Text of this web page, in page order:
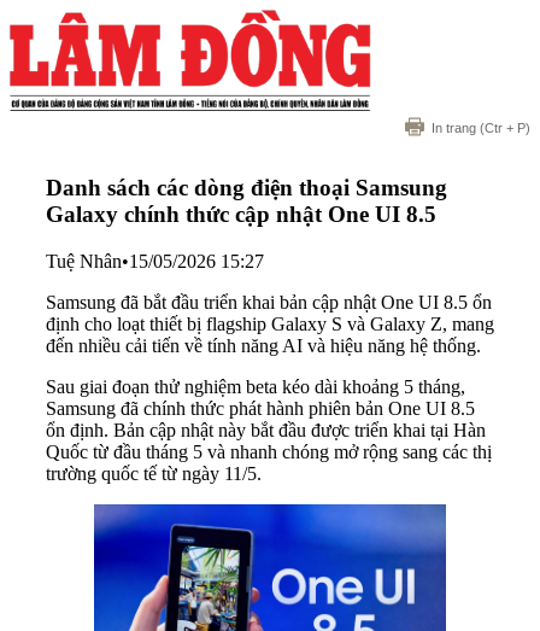
In trang (Ctr + P)
Danh sách các dòng điện thoại Samsung
Galaxy chính thức cập nhật One UI 8.5
Tuệ Nhân•15/05/2026 15:27
Samsung đã bắt đầu triển khai bản cập nhật One UI 8.5 ổn
định cho loạt thiết bị flagship Galaxy S và Galaxy Z, mang
đến nhiều cải tiến về tính năng AI và hiệu năng hệ thống.
Sau giai đoạn thử nghiệm beta kéo dài khoảng 5 tháng,
Samsung đã chính thức phát hành phiên bản One UI 8.5
ổn định. Bản cập nhật này bắt đầu được triển khai tại Hàn
Quốc từ đầu tháng 5 và nhanh chóng mở rộng sang các thị
trường quốc tế từ ngày 11/5.